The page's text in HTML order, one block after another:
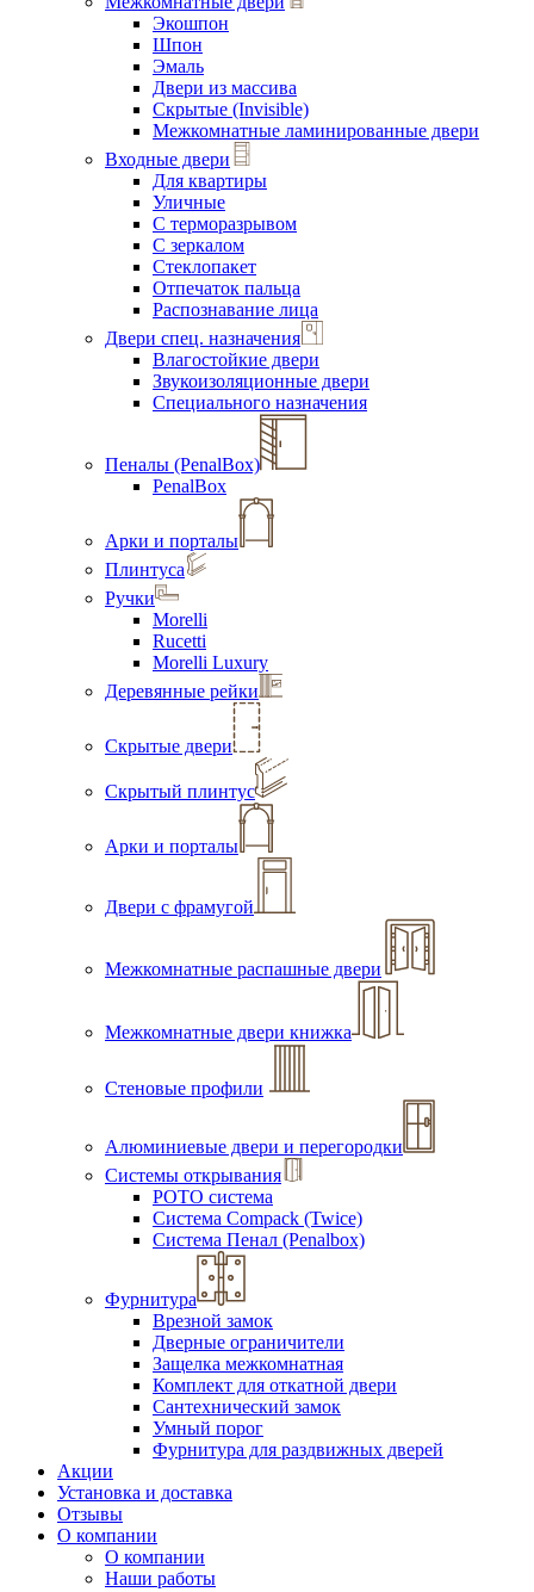
Экошпон
Шпон
Эмаль
Двери из массива
Скрытые (Invisible)
Межкомнатные ламинированные двери
Входные двери
Для квартиры
Уличные
С терморазрывом
С зеркалом
Стеклопакет
Отпечаток пальца
Распознавание лица
Двери спец. назначения
Влагостойкие двери
Звукоизоляционные двери
Специального назначения
Пеналы (PenalBox)
PenalBox
Арки и порталы
Плинтуса
Ручки
Morelli
Rucetti
Morelli Luxury
Деревянные рейки
Скрытые двери
Скрытый плинтус
Арки и порталы
Двери с фрамугой
Межкомнатные распашные двери
Межкомнатные двери книжка
Стеновые профили
Алюминиевые двери и перегородки
Системы открывания
РОТО система
Система Compack (Twice)
Система Пенал (Penalbox)
Фурнитура
Врезной замок
Дверные ограничители
Защелка межкомнатная
Комплект для откатной двери
Сантехнический замок
Умный порог
Фурнитура для раздвижных дверей
Акции
Установка и доставка
Отзывы
О компании
О компании
Наши работы